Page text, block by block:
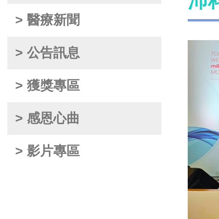
> 醫療新聞
> 公告訊息
> 獲獎專區
> 感恩心曲
> 影片專區